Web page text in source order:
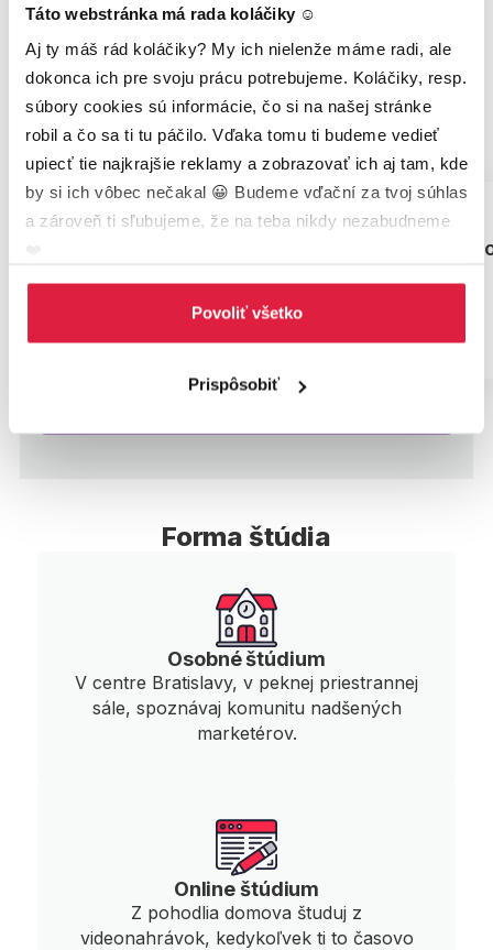
Táto webstránka má rada koláčiky ☺️
Aj ty máš rád koláčiky? My ich nielenže máme radi, ale
dokonca ich pre svoju prácu potrebujeme. Koláčiky, resp.
súbory cookies sú informácie, čo si na našej stránke
robil a čo sa ti tu páčilo. Vďaka tomu ti budeme vedieť
upiecť tie najkrajšie reklamy a zobrazovať ich aj tam, kde
by si ich vôbec nečakal 😀 Budeme vďační za tvoj súhlas
a zároveň ti sľubujeme, že na teba nikdy nezabudneme
Povoliť všetko
Prispôsobiť
Študijný harmonogram
Pozrite si prehľad našich prednášok podľa vami
zvoleného štúdia
Certifikované Expert MBA
3. OKT 3. OKT
Expert štúdium, podľa
vlastného výberuForma štúdia
Osobné štúdium
V centre Bratislavy, v peknej priestrannej
sále, spoznávaj komunitu nadšených
marketérov.
Online štúdium
Z pohodlia domova študuj z
videonahrávok, kedykoľvek ti to časovo